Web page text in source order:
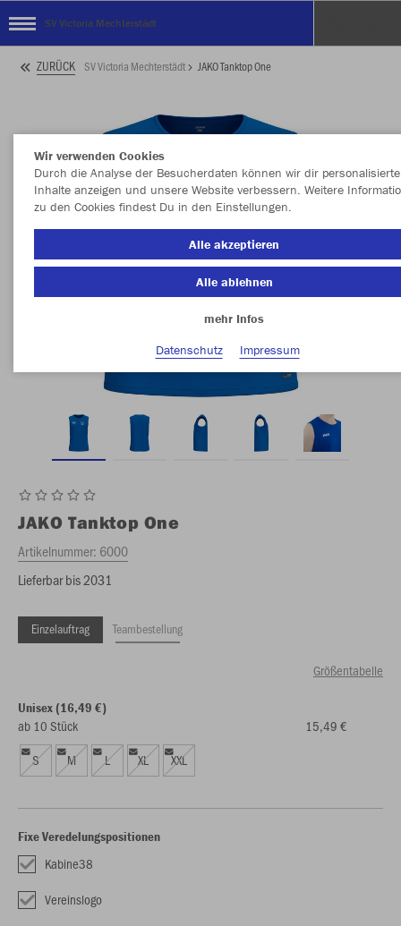
SV Victoria Mechterstädt
ZURÜCK SV Victoria Mechterstädt JAKO Tanktop One
JAKO Tanktop One
Artikelnummer: 6000
Lieferbar bis 2031
Einzelauftrag Teambestellung
Größentabelle
Unisex (16,49 €)
ab 10 Stück
15,49 €
S
M L XL XXL
Fixe Veredelungspositionen
Kabine38
Vereinslogo
Wir verwenden Cookies
Durch die Analyse der Besucherdaten können wir dir personalisierte
Inhalte anzeigen und unsere Website verbessern. Weitere
zu den Cookies findest Du in den Einstellungen.
Alle akzeptieren
Alle ablehnen
mehr Infos
Datenschutz
Impressum